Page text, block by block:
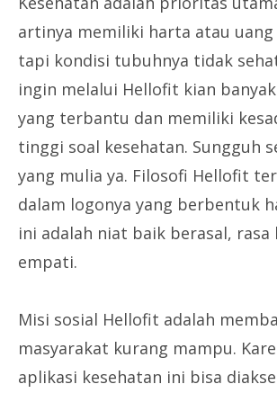
artinya memiliki harta atau uang
tapi kondisi tubuhnya tidak
ingin melalui Hellofit kian
yang terbantu dan memiliki
tinggi soal kesehatan. Sungguh
yang mulia ya. Filosofi Hellofit
dalam logonya yang berbentuk
ini adalah niat baik berasal, rasa
empati.
Misi sosial Hellofit adalah
masyarakat kurang mampu.
aplikasi kesehatan ini bisa